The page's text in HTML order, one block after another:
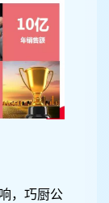
，巧厨公